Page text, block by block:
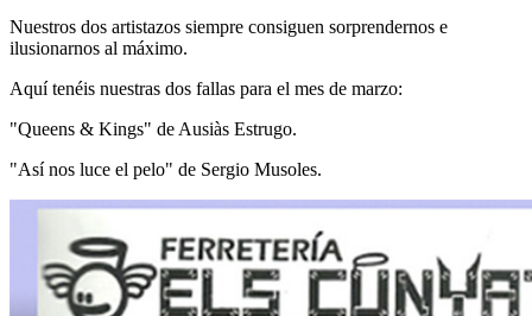
Nuestros dos artistazos siempre consiguen sorprendernos e
ilusionarnos al máximo.
Aquí tenéis nuestras dos fallas para el mes de marzo:
"Queens & Kings" de Ausiàs Estrugo.
"Así nos luce el pelo" de Sergio Musoles.